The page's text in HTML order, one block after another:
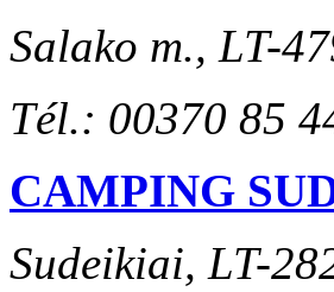
Salako m., LT-
Tél.: 00370 85
CAMPING
Sudeikiai, LT-